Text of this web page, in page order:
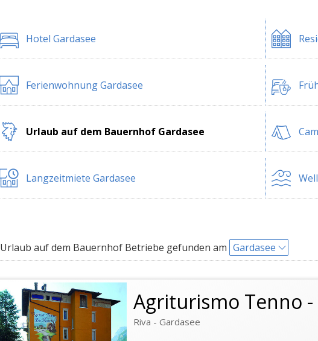
Hotel Gardasee
Ferienwohnung Gardasee
Urlaub auf dem Bauernhof Gardasee
Langzeitmiete Gardasee
Urlaub auf dem Bauernhof Betriebe gefunden am Gardasee
Agriturismo Tenno
Riva - Gardasee